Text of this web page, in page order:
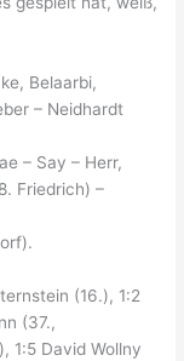
Belaarbi,
– Neidhardt
– Say – Herr,
Friedrich) –
(16.), 1:2
(37.,
1:5 David Wollny